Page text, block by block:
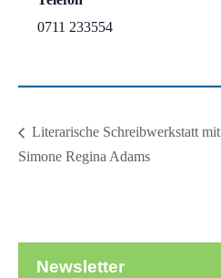
0711 233554
Literarische Schreibwerkstatt mit
Simone Regina Adams
Newsletter